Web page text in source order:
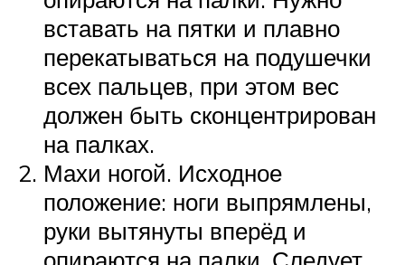
вставать на пятки и плавно
перекатываться на подушечки
всех пальцев, при этом вес
должен быть сконцентрирован
на палках.
Махи ногой. Исходное
положение: ноги выпрямлены,
руки вытянуты вперёд и